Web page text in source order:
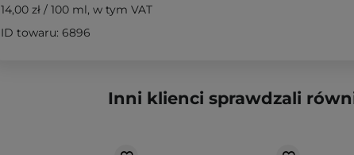
14,00 zł / 100 ml, w tym VAT
ID towaru: 6896
Inni klienci sprawdzali